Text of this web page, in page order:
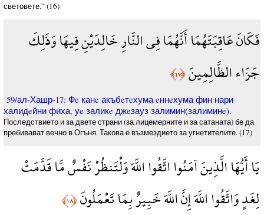
световете.” (16)
فَكَانَ عَاقِبَتَهُمَا أَنَّهُمَا فِي النَّارِ خَالِدَيْنِ فِيهَا وَذَلِكَ
جَزَاء الظَّالِمِينَ﴿١٧﴾
59/ал-Хашр-17: Фe канe акъбeтeхума eннeхума фин нари
халидeйни фиха, уe заликe джeзауз залимин(залиминe).
Последствието и за двете страни (за лицемерните и за сатаната) бе да
пребивават вечно в Огъня. Такова е възмездието за угнетителите. (17)
يَا أَيُّهَا الَّذِينَ آمَنُوا اتَّقُوا اللَّهَ وَلْتَنظُرْ نَفْسٌ مَّا قَدَّمَتْ
لِغَدٍ وَاتَّقُوا اللَّهَ إِنَّ اللَّهَ خَبِيرٌ بِمَا تَعْمَلُونَ﴿١٨﴾